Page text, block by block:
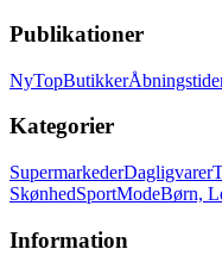
Publikationer
NyTopButikker
Kategorier
SupermarkederDagligvarer
SkønhedSportModeBørn,
Information